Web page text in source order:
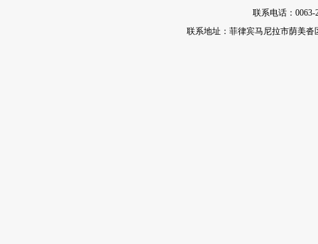
联系电话：0063-
联系地址：菲律宾马尼拉市荫美沓